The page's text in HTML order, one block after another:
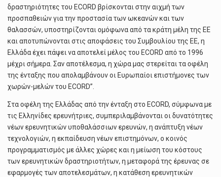
δραστηριότητες του ECORD βρίσκονται στην αιχμή των
προσπαθειών για την προστασία των ωκεανών και των
θαλασσών, υποστηρίζονται ομόφωνα από τα κράτη μέλη της ΕΕ
και αποτυπώνονται στις αποφάσεις του Συμβουλίου της ΕΕ, η
Ελλάδα έχει πάψει να αποτελεί μέλος του ECORD από το 1996
μέχρι σήμερα. Σαν αποτέλεσμα, η χώρα μας στερείται τα οφέλη
της ένταξης που απολαμβάνουν οι Ευρωπαίοι επιστήμονες των
χωρών-μελών του ECORD”.
Στα οφέλη της Ελλάδας από την ένταξη στο ECORD, σύμφωνα με
τις Ελληνίδες ερευνήτριες, συμπεριλαμβάνονται οι δυνατότητες
νέων ερευνητικών υποθαλάσσιων ερευνών, η ανάπτυξη νέων
τεχνολογιών, η εκπαίδευση νέων επιστημόνων, ο κοινός
προγραμματισμός με άλλες χώρες και η μείωση του κόστους
των ερευνητικών δραστηριοτήτων, η μεταφορά της έρευνας σε
εφαρμογές των αποτελεσμάτων, η κατάθεση ερευνητικών